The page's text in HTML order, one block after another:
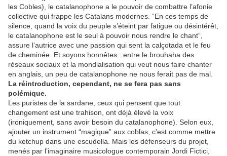
les Cobles), le catalanophone a le pouvoir de combattre l’afonie
collective qui frappe les Catalans modernes. “En ces temps de
silence, quand la voix du peuple s’éteint par fatigue ou désintérêt,
le catalanophone est le seul à pouvoir nous rendre le chant”,
assure l’autrice avec une passion qui sent la calçotada et le feu
de cheminée. Et soyons honnêtes : entre le brouhaha des
réseaux sociaux et la mondialisation qui veut nous faire chanter
en anglais, un peu de catalanophone ne nous ferait pas de mal.
La réintroduction, cependant, ne se fera pas sans
polémique.
Les puristes de la sardane, ceux qui pensent que tout
changement est une trahison, ont déjà élevé la voix
(ironiquement, sans avoir besoin du catalanophone). Selon eux,
ajouter un instrument “magique” aux coblas, c’est comme mettre
du ketchup dans une escudella. Mais les défenseurs du projet,
menés par l’imaginaire musicologue contemporain Jordi Fictici,